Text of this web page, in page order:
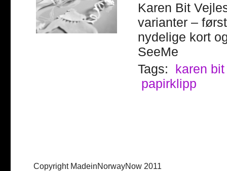
Karen Bit
varianter –
nydelige kort
SeeMe
Tags:
karen
papirklipp
Copyright MadeinNorwayNow 2011